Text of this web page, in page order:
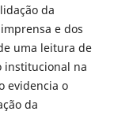
da
e dos
uma leitura de
institucional na
evidencia o
da